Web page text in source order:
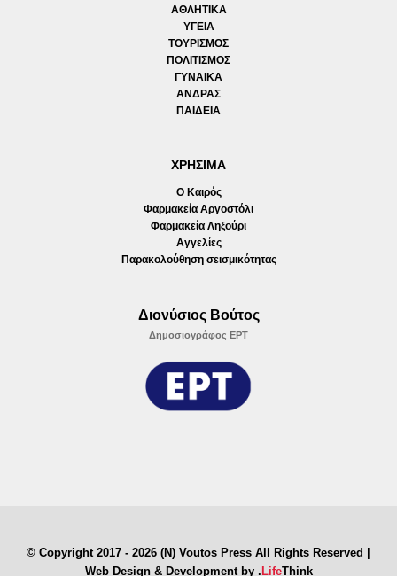
ΑΘΛΗΤΙΚΑ
ΥΓΕΙΑ
ΤΟΥΡΙΣΜΟΣ
ΠΟΛΙΤΙΣΜΟΣ
ΓΥΝΑΙΚΑ
ΑΝΔΡΑΣ
ΠΑΙΔΕΙΑ
ΧΡΗΣΙΜΑ
Ο Καιρός
Φαρμακεία Αργοστόλι
Φαρμακεία Ληξούρι
Αγγελίες
Παρακολούθηση σεισμικότητας
Διονύσιος Βούτος
Δημοσιογράφος ΕΡΤ
© Copyright 2017 - 2026 (N) Voutos Press All Rights Reserved |
Web Design & Development by .LifeThink